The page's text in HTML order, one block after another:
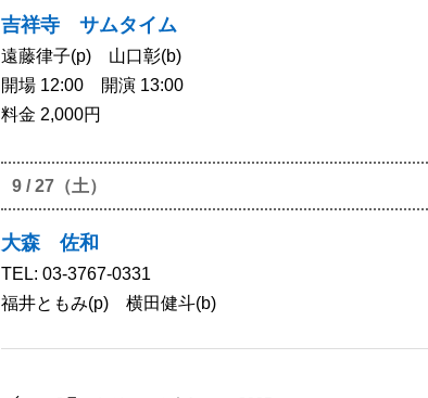
吉祥寺 サムタイム
遠藤律子(p) 山口彰(b)
開場 12:00 開演 13:00
料金 2,000円
9 / 27（土）
大森 佐和
TEL: 03-3767-0331
福井ともみ(p) 横田健斗(b)